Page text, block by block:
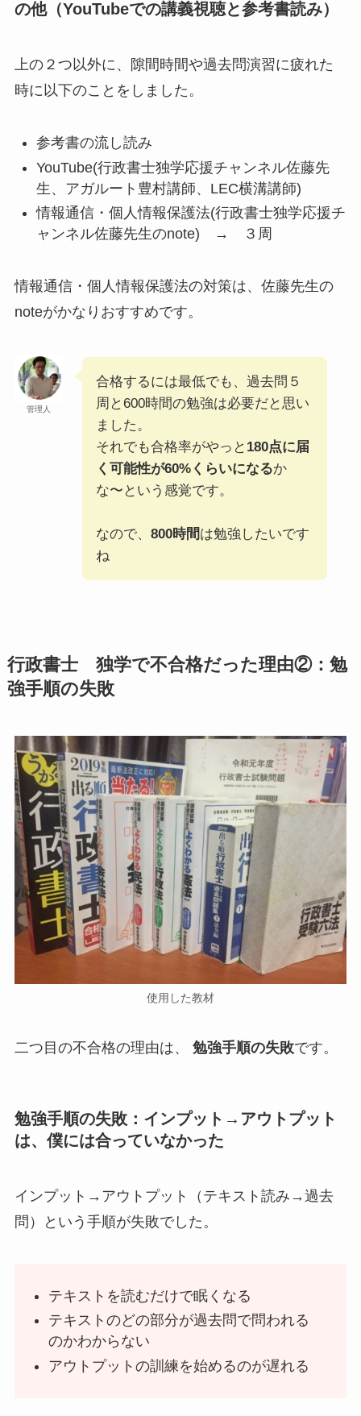
の他（YouTubeでの講義視聴と参考書読み）
上の２つ以外に、隙間時間や過去問演習に疲れた
時に以下のことをしました。
参考書の流し読み
YouTube(行政書士独学応援チャンネル佐藤先
生、アガルート豊村講師、LEC横溝講師)
情報通信・個人情報保護法(行政書士独学応援チ
ャンネル佐藤先生のnote) → ３周
情報通信・個人情報保護法の対策は、佐藤先生の
noteがかなりおすすめです。
管理人
合格するには最低でも、過去問５
周と600時間の勉強は必要だと思い
ました。
それでも合格率がやっと 180点に届
く可能性が60%くらいになるか
な〜という感覚です。
なので、 800時間は勉強したいです
ね
行政書士 独学で不合格だった理由②：勉
強手順の失敗
使用した教材
二つ目の不合格の理由は、 勉強手順の失敗です。
勉強手順の失敗：インプット→アウトプット
は、僕には合っていなかった
インプット→アウトプット（テキスト読み→過去
問）という手順が失敗でした。
テキストを読むだけで眠くなる
テキストのどの部分が過去問で問われる
のかわからない
アウトプットの訓練を始めるのが遅れる